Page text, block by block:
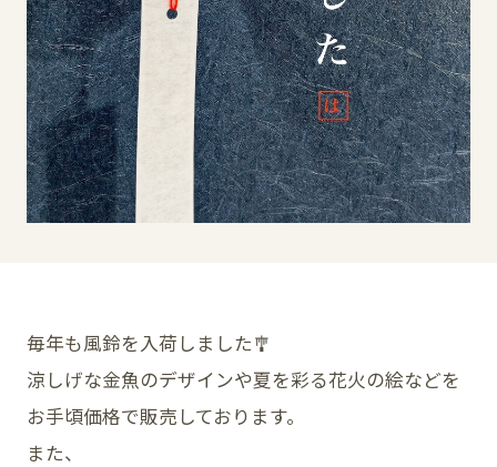
SNS
毎年も風鈴を入荷しました🎐
涼しげな金魚のデザインや夏を彩る花火の絵などを
お手頃価格で販売しております。
また、